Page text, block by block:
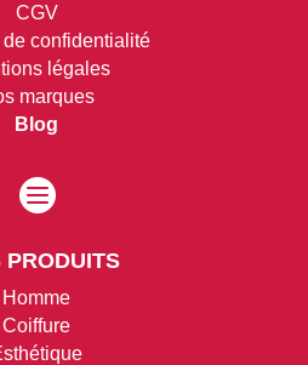
CGV
confidentialité
légales
marques
Blog

PRODUITS
Homme
Coiffure